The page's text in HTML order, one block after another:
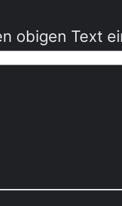
obigen Text